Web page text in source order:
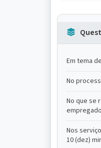
Em tema
No
No que se
Nos
10 (dez)